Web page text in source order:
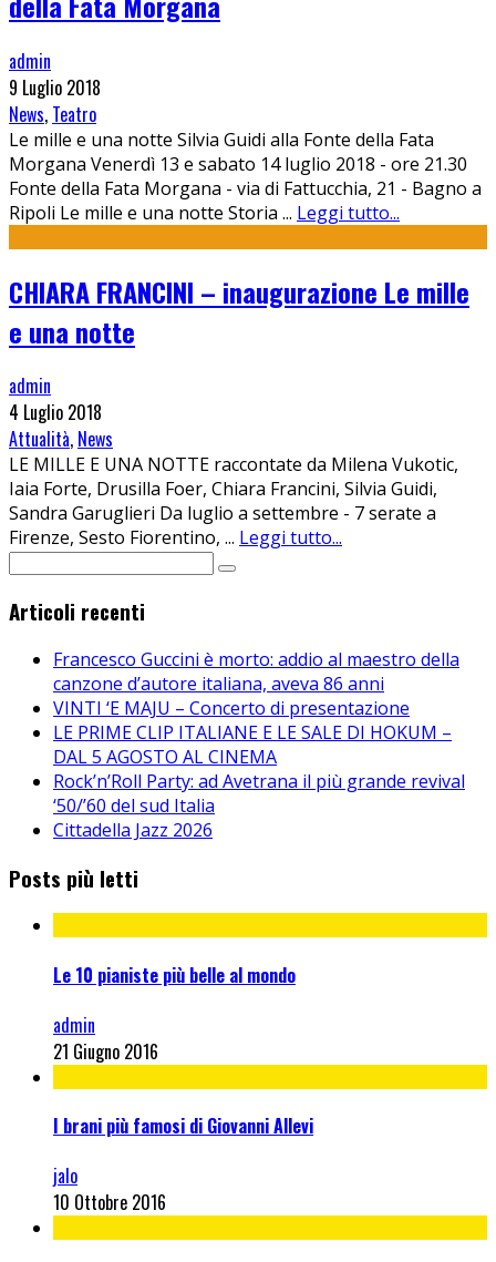
admin
9 Luglio 2018
News, Teatro
Le mille e una notte Silvia Guidi alla Fonte della Fata
Morgana Venerdì 13 e sabato 14 luglio 2018 - ore 21.30
Fonte della Fata Morgana - via di Fattucchia, 21 - Bagno a
Ripoli Le mille e una notte Storia ... Leggi tutto...
CHIARA FRANCINI – inaugurazione Le mille
e una notte
admin
4 Luglio 2018
Attualità, News
LE MILLE E UNA NOTTE raccontate da Milena Vukotic,
Iaia Forte, Drusilla Foer, Chiara Francini, Silvia Guidi,
Sandra Garuglieri Da luglio a settembre - 7 serate a
Firenze, Sesto Fiorentino, ... Leggi tutto...
Articoli recenti
Francesco Guccini è morto: addio al maestro della
canzone d’autore italiana, aveva 86 anni
VINTI ‘E MAJU – Concerto di presentazione
LE PRIME CLIP ITALIANE E LE SALE DI HOKUM –
DAL 5 AGOSTO AL CINEMA
Rock’n’Roll Party: ad Avetrana il più grande revival
‘50/’60 del sud Italia
Cittadella Jazz 2026
Posts più letti
Le 10 pianiste più belle al mondo
admin
21 Giugno 2016
I brani più famosi di Giovanni Allevi
jalo
10 Ottobre 2016